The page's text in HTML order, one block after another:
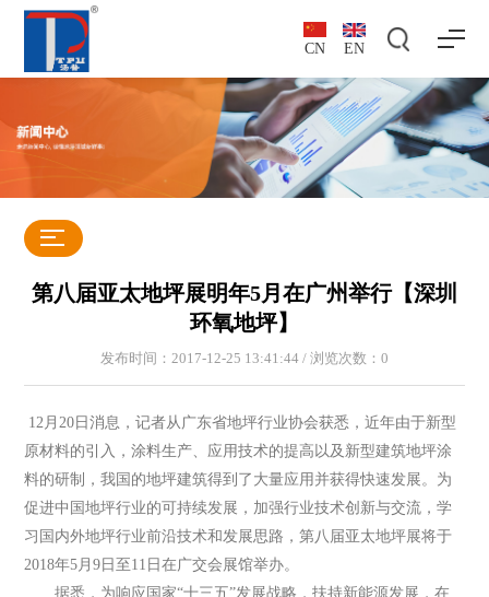
CN EN
第八届亚太地坪展明年5月在广州举行【深圳
环氧地坪】
发布时间：2017-12-25 13:41:44 / 浏览次数： 0
12月20日消息，记者从广东省地坪行业协会获悉，近年由于新型
原材料的引入，涂料生产、应用技术的提高以及新型建筑地坪涂
料的研制，我国的地坪建筑得到了大量应用并获得快速发展。为
促进中国地坪行业的可持续发展，加强行业技术创新与交流，学
习国内外地坪行业前沿技术和发展思路，第八届亚太地坪展将于
2018年5月9日至11日在广交会展馆举办。
据悉，为响应国家“十三五”发展战略，扶持新能源发展，在